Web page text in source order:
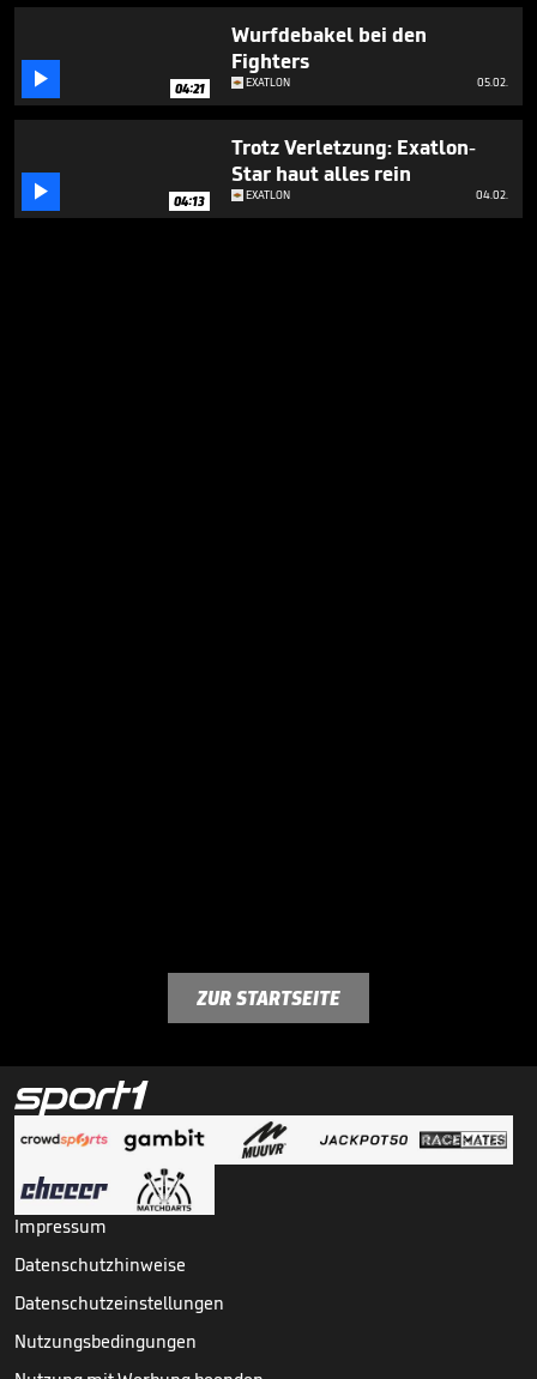
 04:21
Wurfdebakel bei den
Fighters
EXATLON 05.02.
 04:13
Trotz Verletzung: Exatlon-
Star haut alles rein
EXATLON 04.02.
ZUR STARTSEITE
Impressum
Datenschutzhinweise
Datenschutzeinstellungen
Nutzungsbedingungen